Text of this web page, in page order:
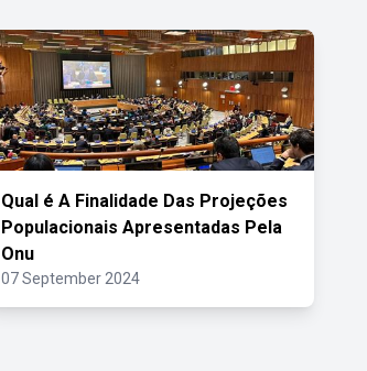
Qual é A Finalidade Das Projeções
Populacionais Apresentadas Pela
Onu
07 September 2024